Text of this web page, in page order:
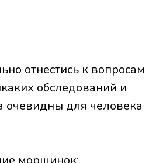
отнестись к вопросам
обследований и
очевидны для человека